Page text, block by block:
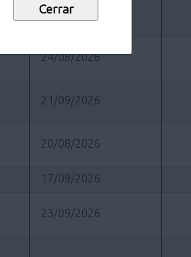
24/08/2026
24/08/2026
21/09/2026
20/08/2026
17/09/2026
23/09/2026